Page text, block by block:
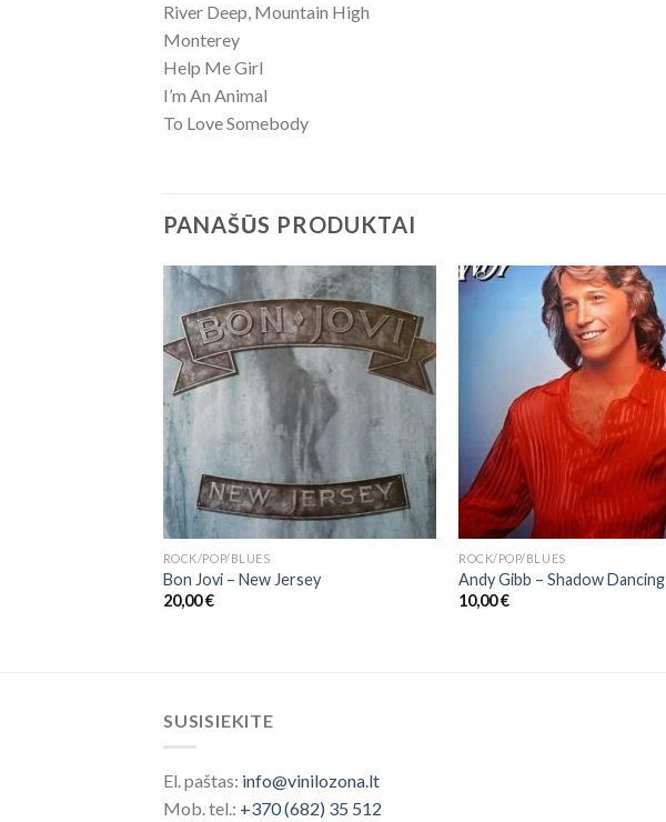
River Deep, Mountain High
Monterey
Help Me Girl
I’m An Animal
To Love Somebody
PANAŠŪS PRODUKTAI
ROCK/POP/BLUES
Bon Jovi ‎– New Jersey
20,00€
ROCK/POP/BLUES
Andy Gibb ‎– Shadow Dancing
10,00€
SUSISIEKITE
El. paštas: info@vinilozona.lt
Mob. tel.: +370 (682) 35 512